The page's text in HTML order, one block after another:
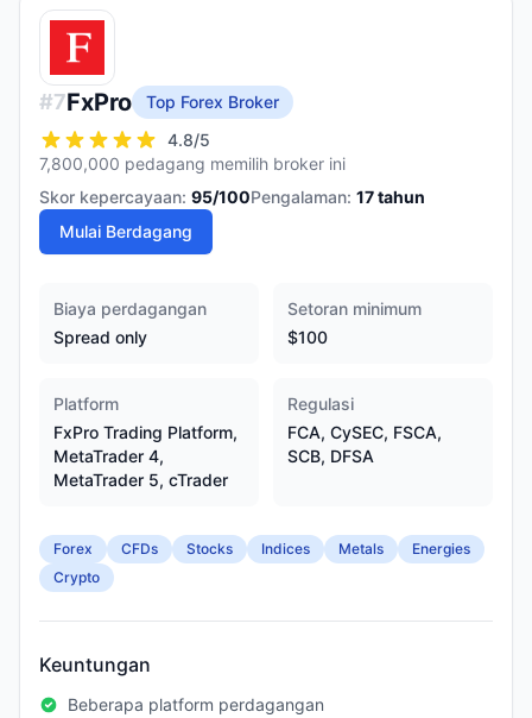
#7FxPro
Top Forex Broker
4.8/5
7,800,000 pedagang memilih broker ini
Skor kepercayaan: 95/100Pengalaman: 17tahun
Mulai Berdagang
Biaya perdagangan
Spread only
Setoran minimum
$100
Platform
FxPro Trading Platform,
MetaTrader 4,
MetaTrader 5, cTrader
Regulasi
FCA, CySEC, FSCA,
SCB, DFSA
Forex CFDs Stocks Indices Metals
Energies
Crypto
Keuntungan
Beberapa platform perdagangan